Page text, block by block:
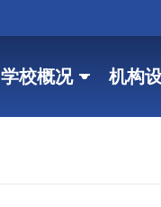
学校概况 机构